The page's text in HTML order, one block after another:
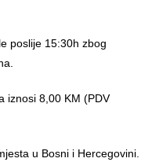
poslije 15:30h zbog
iznosi 8,00 KM (PDV
u Bosni i Hercegovini.